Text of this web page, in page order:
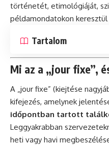
történetét, etimológiáját,
példamondatokon
Tartalom
Mi az a „jour fixe”,
A „jour fixe” (kiejtése
kifejezés, amelynek
időpontban tartott
Leggyakrabban
heti vagy havi